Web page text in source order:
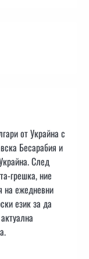
от Украйна с
Бесарабия и
След
грешка, ние
на ежедневни
език за да